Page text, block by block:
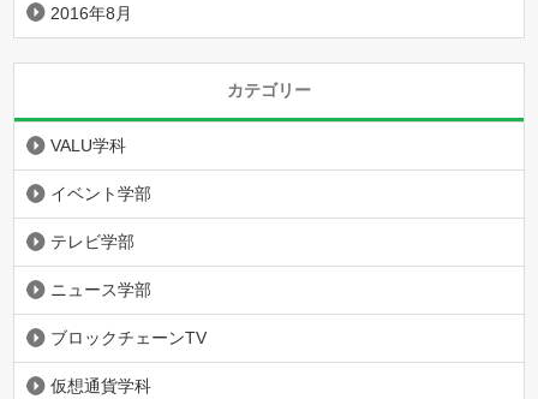
2016年8月
カテゴリー
VALU学科
イベント学部
テレビ学部
ニュース学部
ブロックチェーンTV
仮想通貨学科